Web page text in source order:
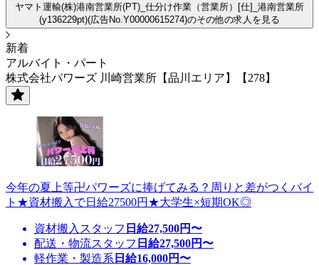
ヤマト運輸(株)港南営業所(PT)_仕分け作業（営業所）[仕]_港南営業所
(y136229pt)(広告No.Y00000615274)のその他の求人を見る
新着
アルバイト・パート
株式会社パワーズ 川崎営業所【品川エリア】【278】
今年の夏上等卍パワーズに捧げてみる？周りと差がつくバイ
ト★資材搬入で日給27500円★大学生×短期OK◎
資材搬入スタッフ 日給27,500円〜
配送・物流スタッフ 日給27,500円〜
軽作業・製造系 日給16,000円〜